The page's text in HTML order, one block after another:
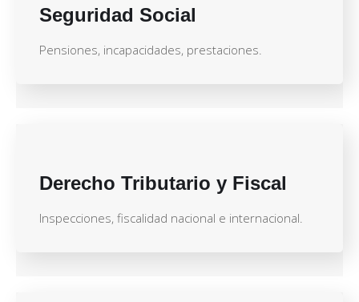
Seguridad Social
Pensiones, incapacidades, prestaciones.
Derecho Tributario y Fiscal
Inspecciones, fiscalidad nacional e internacional.